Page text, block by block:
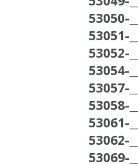
53050-___
53051-___
53052-___
53054-___
53057-___
53058-___
53061-___
53062-___
53069-___